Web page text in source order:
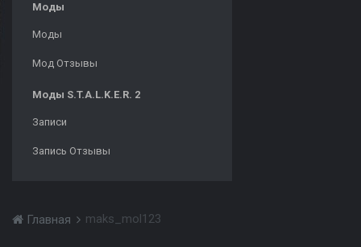
Моды
Моды
Мод Отзывы
Моды S.T.A.L.K.E.R. 2
Записи
Запись Отзывы
Главная maks_mol123